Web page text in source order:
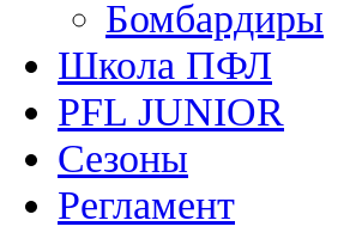
Бомбардиры
Школа ПФЛ
PFL JUNIOR
Сезоны
Регламент